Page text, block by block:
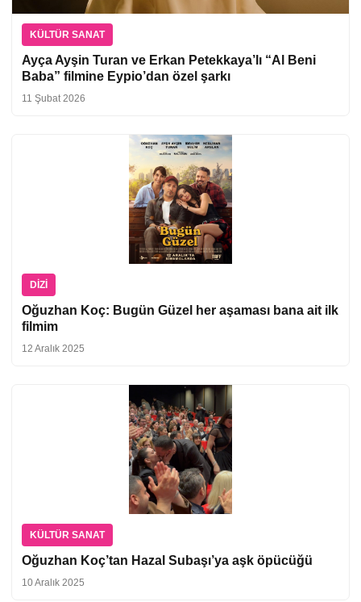
KÜLTÜR SANAT
Ayça Ayşin Turan ve Erkan Petekkaya’lı “Al Beni
Baba” filmine Eypio’dan özel şarkı
11 Şubat 2026
DIZI
Oğuzhan Koç: Bugün Güzel her aşaması bana ait ilk
filmim
12 Aralık 2025
KÜLTÜR SANAT
Oğuzhan Koç’tan Hazal Subaşı’ya aşk öpücüğü
10 Aralık 2025